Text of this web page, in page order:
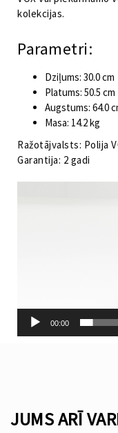
kolekcijas.
Parametri:
Dziļums: 30.0 cm
Platums: 50.5 cm
Augstums: 64.0
Masa: 14.2 kg
Ražotājvalsts: Polija
Garantija: 2 gadi
00:00
JUMS ARĪ